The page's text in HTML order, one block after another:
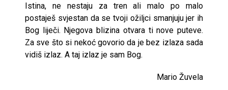
Istina, ne nestaju za tren ali malo po malo
postaješ svjestan da se tvoji ožiljci smanjuju jer ih
Bog liječi. Njegova blizina otvara ti nove puteve.
Za sve što si nekoć govorio da je bez izlaza sada
vidiš izlaz. A taj izlaz je sam Bog.
Mario Žuvela